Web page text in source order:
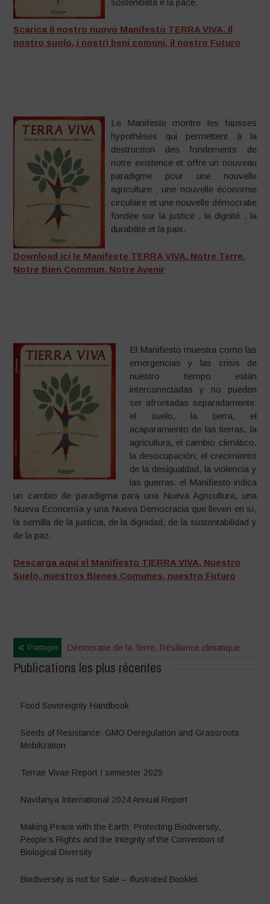
sostenibilità e la pace.
Scarica il nostro nuovo Manifesto TERRA VIVA. Il
nostro suolo, i nostri beni comuni, il nostro Futuro
Le Manifeste montre les fausses
hypothèses qui permettent à la
destruction des fondements de
notre existence et offre un nouveau
paradigme pour une nouvelle
agriculture , une nouvelle économie
circulaire et une nouvelle démocratie
fondée sur la justice , la dignité , la
durabilité et la paix.
Download ici le Manifeste TERRA VIVA. Notre Terre,
Notre Bien Commun, Notre Avenir
El Manifiesto muestra como las
emergencias y las crisis de
nuestro tiempo están
interconectadas y no pueden
ser afrontadas separadamente:
el suelo, la tierra, el
acaparamiento de las tierras, la
agricultura, el cambio climático,
la desocupación, el crecimiento
de la desigualdad, la violencia y
las guerras. el Manifiesto indica
un cambio de paradigma para una Nueva Agricultura, una
Nueva Economía y una Nueva Democracia que lleven en sí,
la semilla de la justicia, de la dignidad, de la sustentabilidad y
de la paz.
Descarga aquí el Manifiesto TIERRA VIVA, Nuestro
Suelo, nuestros Bienes Comunes, nuestro Futuro
Partager Démocratie de la Terre, Résilience climatique
Publications les plus récentes
Food Sovereignty Handbook
Seeds of Resistance: GMO Deregulation and Grassroots
Mobilization
Terrae Vivae Report I semester 2025
Navdanya International 2024 Annual Report
Making Peace with the Earth: Protecting Biodiversity,
People’s Rights and the Integrity of the Convention of
Biological Diversity
Biodiversity is not for Sale – Illustrated Booklet